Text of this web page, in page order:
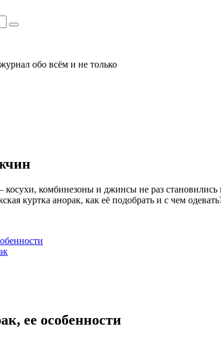
обо всём и не только
комбинезоны и джинсы не раз
куртка анорак, как её подобрать и с чем
ее особенности